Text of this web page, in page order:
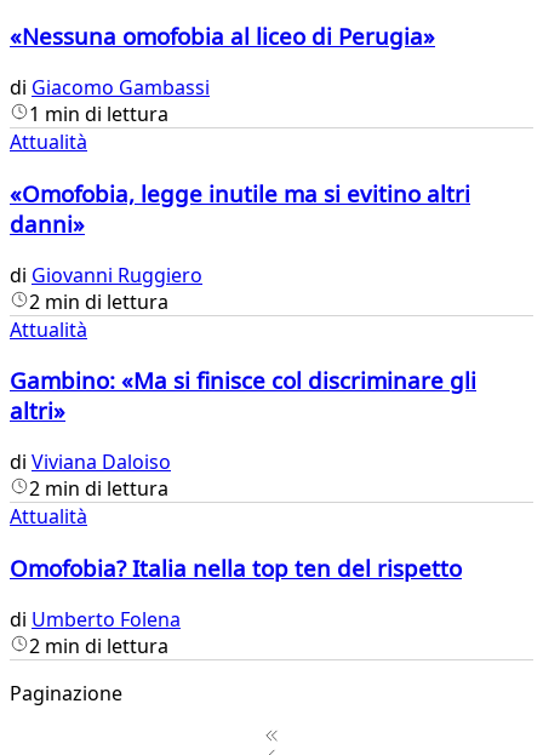
«Nessuna omofobia al liceo di Perugia»
di Giacomo Gambassi
1 min di lettura
Attualità
«Omofobia, legge inutile ma si evitino altri
danni»
di Giovanni Ruggiero
2 min di lettura
Attualità
Gambino: «Ma si finisce col discriminare gli
altri»
di Viviana Daloiso
2 min di lettura
Attualità
Omofobia? Italia nella top ten del rispetto
di Umberto Folena
2 min di lettura
Paginazione